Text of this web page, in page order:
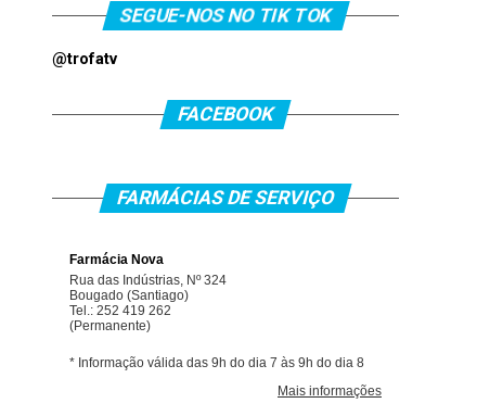
SEGUE-NOS NO TIK TOK
@trofatv
FACEBOOK
FARMÁCIAS DE SERVIÇO